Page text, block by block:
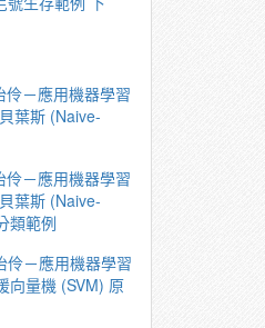
－應⽤機器學習
葉斯 (Naive-
－應⽤機器學習
葉斯 (Naive-
類範例
伶－應用機器學習
量機 (SVM) 原